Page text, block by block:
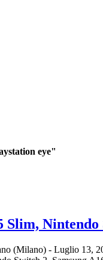
eye"
Slim,
(Milano) - Luglio 13,